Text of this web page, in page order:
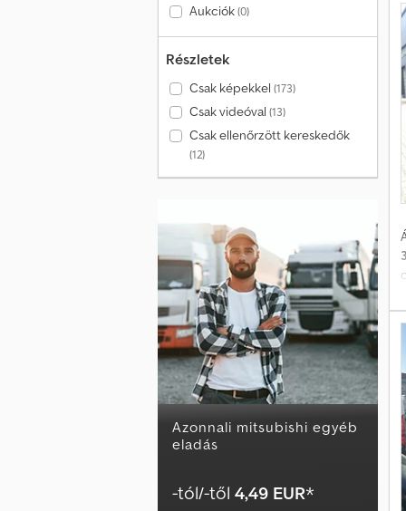
Aukciók(0)
Részletek
Csak képekkel (173)
Csak videóval (13)
Csak ellenőrzött kereskedők
(12)
Azonnali mitsubishi egyéb
eladás
-tól/-től 4,49 EUR*